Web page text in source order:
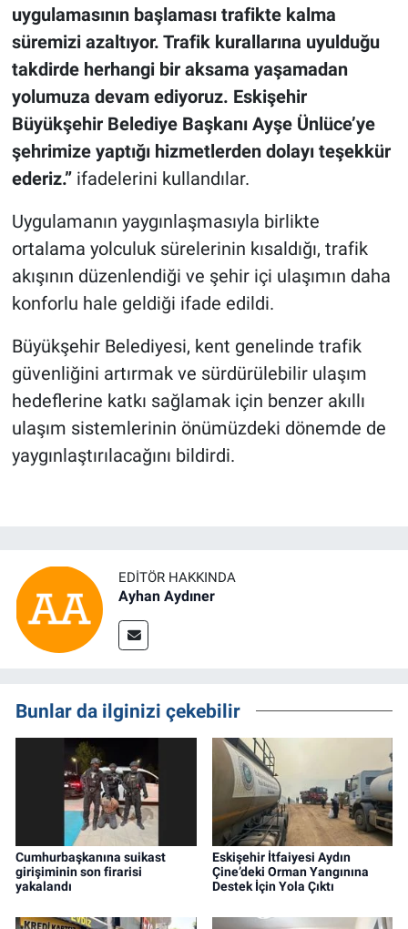
uygulamasının başlaması trafikte kalma
süremizi azaltıyor. Trafik kurallarına uyulduğu
takdirde herhangi bir aksama yaşamadan
yolumuza devam ediyoruz. Eskişehir
Büyükşehir Belediye Başkanı Ayşe Ünlüce’ye
şehrimize yaptığı hizmetlerden dolayı teşekkür
ederiz.” ifadelerini kullandılar.
Uygulamanın yaygınlaşmasıyla birlikte
ortalama yolculuk sürelerinin kısaldığı, trafik
akışının düzenlendiği ve şehir içi ulaşımın daha
konforlu hale geldiği ifade edildi.
Büyükşehir Belediyesi, kent genelinde trafik
güvenliğini artırmak ve sürdürülebilir ulaşım
hedeflerine katkı sağlamak için benzer akıllı
ulaşım sistemlerinin önümüzdeki dönemde de
yaygınlaştırılacağını bildirdi.
EDITÖR HAKKINDA
Ayhan Aydıner
Bunlar da ilginizi çekebilir
Cumhurbaşkanına suikast
girişiminin son firarisi
yakalandı
Eskişehir İtfaiyesi Aydın
Çine’deki Orman Yangınına
Destek İçin Yola Çıktı